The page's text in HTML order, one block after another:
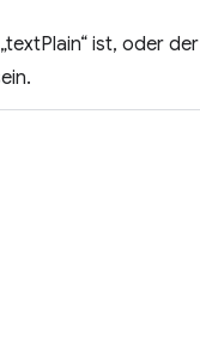
„textPlain“ ist, oder der